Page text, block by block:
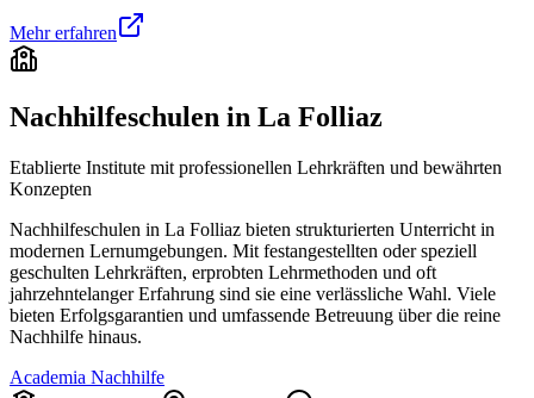
Mehr erfahren
Nachhilfeschulen in La Folliaz
Etablierte Institute mit professionellen Lehrkräften und bewährten
Konzepten
Nachhilfeschulen in La Folliaz bieten strukturierten Unterricht in
modernen Lernumgebungen. Mit festangestellten oder speziell
geschulten Lehrkräften, erprobten Lehrmethoden und oft
jahrzehntelanger Erfahrung sind sie eine verlässliche Wahl. Viele
bieten Erfolgsgarantien und umfassende Betreuung über die reine
Nachhilfe hinaus.
Academia Nachhilfe